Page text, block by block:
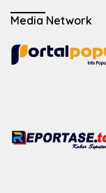
Media Network